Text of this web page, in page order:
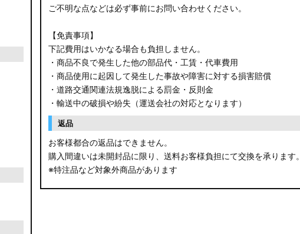
ご不明な点などは必ず事前にお問い合わせください。
【免責事項】
下記費用はいかなる場合も負担しません。
・商品不良で発生した他の部品代・工賃・代車費用
・商品使用に起因して発生した事故や障害に対する損害賠償
・道路交通関連法規逸脱による罰金・反則金
・輸送中の破損や紛失（運送会社の対応となります）
返品
お客様都合の返品はできません。
購入間違いは未開封品に限り、送料お客様負担にて交換を承ります。
※特注品など対象外商品があります